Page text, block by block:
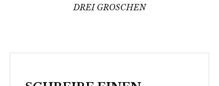
DREI GROSCHEN